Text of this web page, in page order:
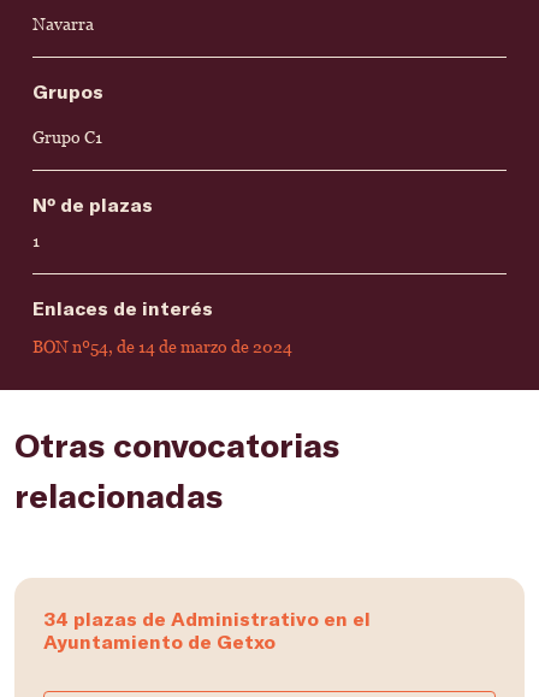
Navarra
Grupos
Grupo C1
Nº de plazas
1
Enlaces de interés
BON nº54, de 14 de marzo de 2024
Otras convocatorias
relacionadas
34 plazas de Administrativo en el
Ayuntamiento de Getxo